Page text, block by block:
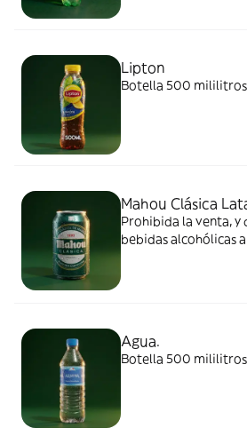
Lipton
Botella 500 mililitros
Mahou Clásica
Prohibida la venta, y
bebidas alcohólicas
Agua.
Botella 500 mililitros